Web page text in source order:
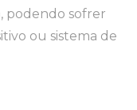
podendo sofrer
ou sistema de